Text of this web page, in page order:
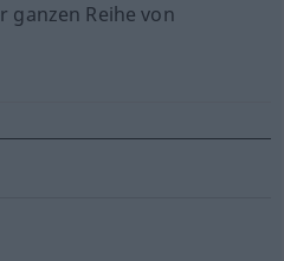
ganzen Reihe von